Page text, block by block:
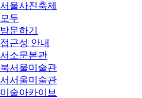
서울사진축제
모두
방문하기
접근성 안내
서소문본관
북서울미술관
서서울미술관
미술아카이브